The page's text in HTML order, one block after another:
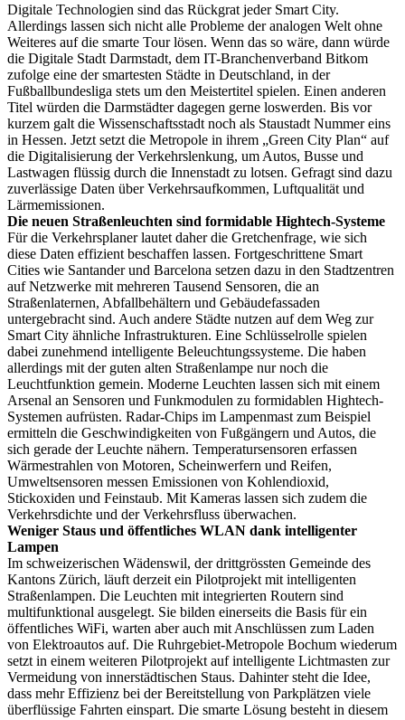
Digitale Technologien sind das Rückgrat jeder Smart City.
Allerdings lassen sich nicht alle Probleme der analogen Welt ohne
Weiteres auf die smarte Tour lösen. Wenn das so wäre, dann würde
die Digitale Stadt Darmstadt, dem IT-Branchenverband Bitkom
zufolge eine der smartesten Städte in Deutschland, in der
Fußballbundesliga stets um den Meistertitel spielen. Einen anderen
Titel würden die Darmstädter dagegen gerne loswerden. Bis vor
kurzem galt die Wissenschaftsstadt noch als Staustadt Nummer eins
in Hessen. Jetzt setzt die Metropole in ihrem „Green City Plan“ auf
die Digitalisierung der Verkehrslenkung, um Autos, Busse und
Lastwagen flüssig durch die Innenstadt zu lotsen. Gefragt sind dazu
zuverlässige Daten über Verkehrsaufkommen, Luftqualität und
Lärmemissionen.
Die neuen Straßenleuchten sind formidable Hightech-Systeme
Für die Verkehrsplaner lautet daher die Gretchenfrage, wie sich
diese Daten effizient beschaffen lassen. Fortgeschrittene Smart
Cities wie Santander und Barcelona setzen dazu in den Stadtzentren
auf Netzwerke mit mehreren Tausend Sensoren, die an
Straßenlaternen, Abfallbehältern und Gebäudefassaden
untergebracht sind. Auch andere Städte nutzen auf dem Weg zur
Smart City ähnliche Infrastrukturen. Eine Schlüsselrolle spielen
dabei zunehmend intelligente Beleuchtungssysteme. Die haben
allerdings mit der guten alten Straßenlampe nur noch die
Leuchtfunktion gemein. Moderne Leuchten lassen sich mit einem
Arsenal an Sensoren und Funkmodulen zu formidablen Hightech-
Systemen aufrüsten. Radar-Chips im Lampenmast zum Beispiel
ermitteln die Geschwindigkeiten von Fußgängern und Autos, die
sich gerade der Leuchte nähern. Temperatursensoren erfassen
Wärmestrahlen von Motoren, Scheinwerfern und Reifen,
Umweltsensoren messen Emissionen von Kohlendioxid,
Stickoxiden und Feinstaub. Mit Kameras lassen sich zudem die
Verkehrsdichte und der Verkehrsfluss überwachen.
Weniger Staus und öffentliches WLAN dank intelligenter
Lampen
Im schweizerischen Wädenswil, der drittgrössten Gemeinde des
Kantons Zürich, läuft derzeit ein Pilotprojekt mit intelligenten
Straßenlampen. Die Leuchten mit integrierten Routern sind
multifunktional ausgelegt. Sie bilden einerseits die Basis für ein
öffentliches WiFi, warten aber auch mit Anschlüssen zum Laden
von Elektroautos auf. Die Ruhrgebiet-Metropole Bochum wiederum
setzt in einem weiteren Pilotprojekt auf intelligente Lichtmasten zur
Vermeidung von innerstädtischen Staus. Dahinter steht die Idee,
dass mehr Effizienz bei der Bereitstellung von Parkplätzen viele
überflüssige Fahrten einspart. Die smarte Lösung besteht in diesem